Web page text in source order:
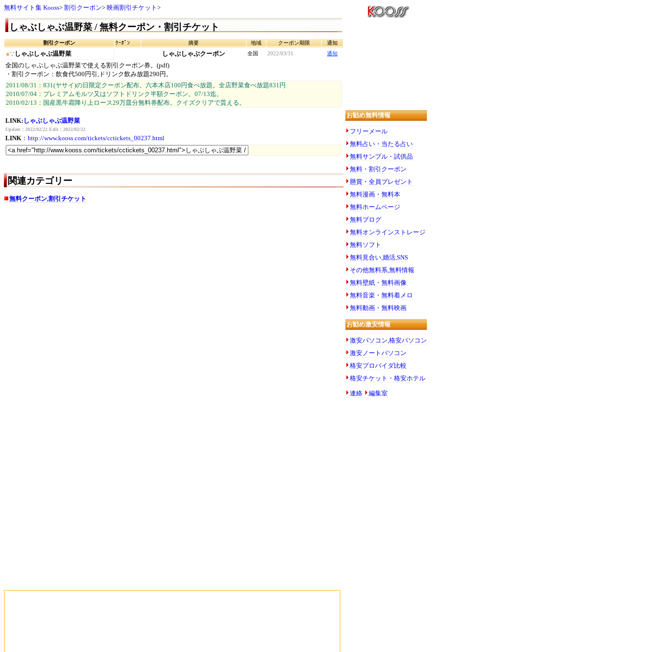
無料サイト集 Kooss 割引クーポン 映画割引チケット
しゃぶしゃぶ温野菜 / 無料クーポン・割引チケット
割引クーポン ｸｰﾎﾟﾝ 摘要 地域 クーポン期限 通知
●∵ しゃぶしゃぶ温野菜 しゃぶしゃぶクーポン 全国 2022/03/31 通知
全国のしゃぶしゃぶ温野菜で使える割引クーポン券。(pdf)
・割引クーポン：飲食代500円引,ドリンク飲み放題290円。
2011/08/31：831(ヤサイ)の日限定クーポン配布。六本木店100円食べ放題。全店野菜食べ放題831円
2010/07/04：プレミアムモルツ又はソフトドリンク半額クーポン。07/13迄。
2010/02/13：国産黒牛霜降り上ロース29万皿分無料券配布。クイズクリアで貰える。
LINK: しゃぶしゃぶ温野菜
Update：2022/02/22 Edit：2022/02/22
LINK ： http://www.kooss.com/tickets/cctickets_00237.html
関連カテゴリー
無料クーポン,割引チケット
お勧め無料情報
フリーメール
無料占い・当たる占い
無料サンプル・試供品
無料・割引クーポン
懸賞・全員プレゼント
無料漫画・無料本
無料ホームページ
無料ブログ
無料オンラインストレージ
無料ソフト
無料見合い,婚活,SNS
その他無料系,無料情報
無料壁紙・無料画像
無料音楽・無料着メロ
無料動画・無料映画
お勧め激安情報
激安パソコン,格安パソコン
激安ノートパソコン
格安プロバイダ比較
格安チケット・格安ホテル
連絡 編集室